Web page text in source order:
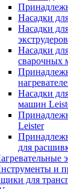
Насадки
Насадки
Насадки
сварочных
Насадки
машин
Leister
для
и
для